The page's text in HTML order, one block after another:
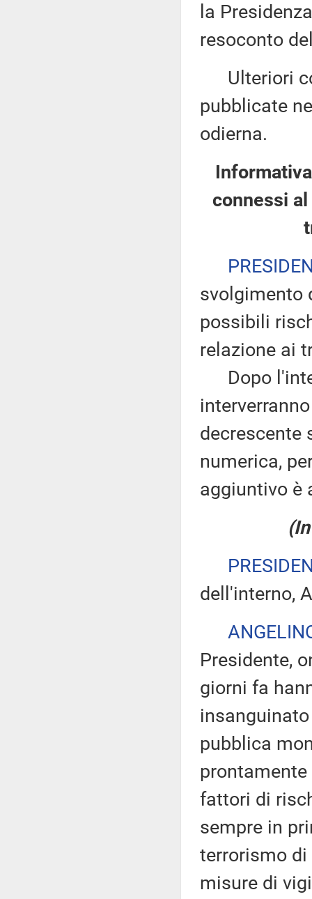
la
resoconto
Ulteriori
pubblicate
odierna.
connessi
svolgimento
possibili
relazione ai
Dopo
decrescente
numerica,
aggiuntivo è
dell'interno,
Presidente,
giorni fa
pubblica
fattori di
sempre in
terrorismo
misure di